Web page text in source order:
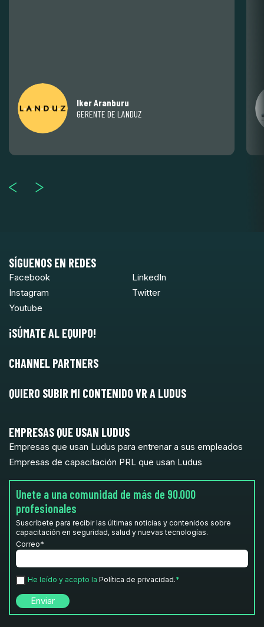
Iker Aranburu
GERENTE DE LANDUZ
SÍGUENOS EN REDES
Facebook
LinkedIn
Instagram
Twitter
Youtube
¡SÚMATE AL EQUIPO!
CHANNEL PARTNERS
QUIERO SUBIR MI CONTENIDO VR A LUDUS
EMPRESAS QUE USAN LUDUS
Empresas que usan Ludus para entrenar a sus empleados
Empresas de capacitación PRL que usan Ludus
Unete a una comunidad de más de 90.000
profesionales
Suscríbete para recibir las últimas noticias y contenidos sobre
capacitación en seguridad, salud y nuevas tecnologías.
Correo*
He leído y acepto la Política de privacidad.*